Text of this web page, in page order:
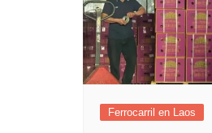
Ferrocarril en Laos